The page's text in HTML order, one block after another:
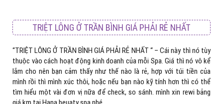
TRIỆT LÔNG Ở TRẦN BÌNH GIÁ PHẢI RẺ NHẤT
“TRIỆT LÔNG Ở TRẦN BÌNH GIÁ PHẢI RẺ NHẤT “ – Cái này thì nó tùy
thuộc vào cách hoạt động kinh doanh của mỗi Spa. Giá thì nó vô kể
lắm cho nên bạn cảm thấy như thế nào là rẻ, hợp với túi tiền của
mình rồi thì mình xúc thôi, hoặc nếu bạn nào kỹ tính hơn thì có thể
tìm hiểu một vài đơn vị nữa để check, so sánh. mình xin rewi bảng